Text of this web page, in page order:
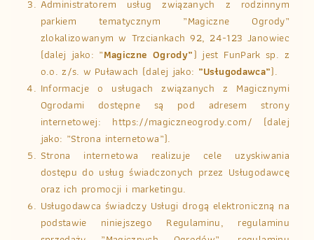
Administratorem usług związanych z rodzinnym
parkiem tematycznym „Magiczne Ogrody”
zlokalizowanym w Trzciankach 92, 24-123 Janowiec
(dalej jako: „Magiczne Ogrody”) jest FunPark sp. z
o.o. z/s. w Puławach (dalej jako: „Usługodawca”).
Informacje o usługach związanych z Magicznymi
Ogrodami dostępne są pod adresem strony
internetowej: https://magiczneogrody.com/ (dalej
jako: „Strona internetowa”).
Strona internetowa realizuje cele uzyskiwania
dostępu do usług świadczonych przez Usługodawcę
oraz ich promocji i marketingu.
Usługodawca świadczy Usługi drogą elektroniczną na
podstawie niniejszego Regulaminu, regulaminu